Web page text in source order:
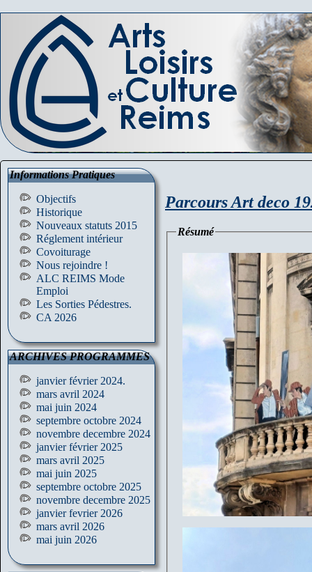
Informations Pratiques
Objectifs
Historique
Nouveaux statuts 2015
Réglement intérieur
Covoiturage
Nous rejoindre !
ALC REIMS Mode
Emploi
Les Sorties Pédestres.
CA 2026
ARCHIVES PROGRAMMES
janvier février 2024.
mars avril 2024
mai juin 2024
septembre octobre 2024
novembre decembre 2024
janvier février 2025
mars avril 2025
mai juin 2025
septembre octobre 2025
novembre decembre 2025
janvier fevrier 2026
mars avril 2026
mai juin 2026
Parcours Art deco
Résumé